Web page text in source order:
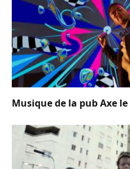
Musique de la pub Axe le